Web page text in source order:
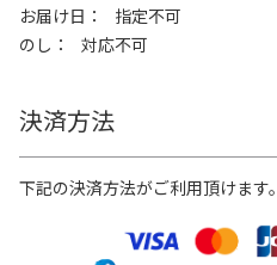
お届け日
指定不可
のし
対応不可
決済方法
下記の決済方法がご利用頂けます。